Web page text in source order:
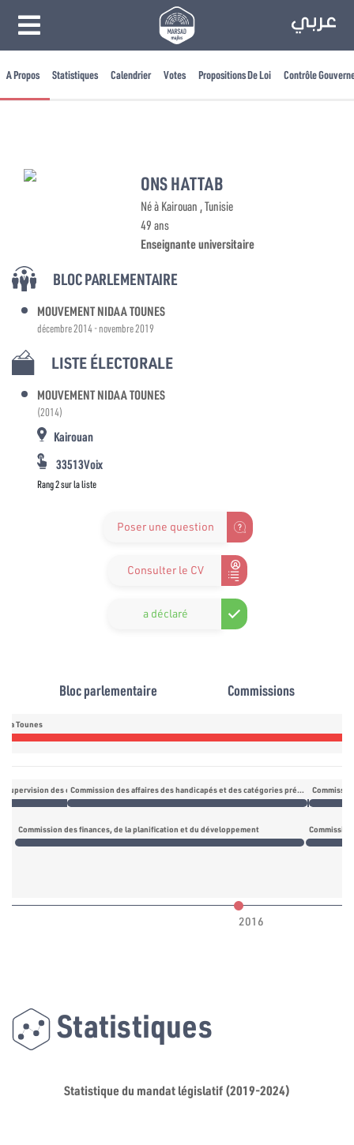
A Propos Statistiques Calendrier Votes Propositions De Loi Contrôle
ONS HATTAB
Né à Kairouan , Tunisie
49 ans
Enseignante universitaire
BLOC PARLEMENTAIRE
MOUVEMENT NIDAA TOUNES
décembre 2014 - novembre 2019
LISTE ÉLECTORALE
MOUVEMENT NIDAA TOUNES
(2014)
Kairouan
33513Voix
Rang 2 sur la liste
Poser une question
Consulter le CV
a déclaré
Bloc parlementaire Commissions
Tounes
supervision des opérations de vote et décompte des voix Commission des affaires des handicapés et des catégories précaires
Commission des finances, de la planification et du développement
2016
Statistiques
Statistique du mandat législatif (2019-2024)